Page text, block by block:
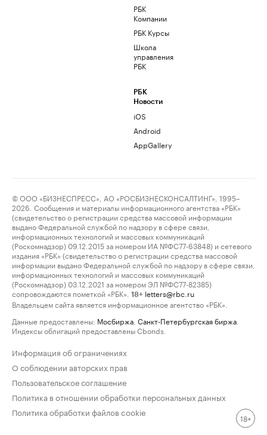
РБК
Компании
РБК Курсы
Школа
управления
РБК
РБК
Новости
iOS
Android
AppGallery
© ООО «БИЗНЕСПРЕСС», АО «РОСБИЗНЕСКОНСАЛТИНГ», 1995–
2026. Сообщения и материалы информационного агентства «РБК»
(свидетельство о регистрации средства массовой информации
выдано Федеральной службой по надзору в сфере связи,
информационных технологий и массовых коммуникаций
(Роскомнадзор) 09.12.2015 за номером ИА №ФС77-63848) и сетевого
издания «РБК» (свидетельство о регистрации средства массовой
информации выдано Федеральной службой по надзору в сфере связи,
информационных технологий и массовых коммуникаций
(Роскомнадзор) 03.12.2021 за номером ЭЛ №ФС77-82385)
сопровождаются пометкой «РБК».
18+ letters@rbc.ru
Владельцем сайта является информационное агентство «РБК».
Данные предоставлены: Мосбиржа Санкт-Петербургская биржа
Индексы облигаций предоставлены Cbonds.
Информация об ограничениях
О соблюдении авторских прав
Пользовательское соглашение
Политика в отношении обработки персональных данных
Политика обработки файлов cookie
18+